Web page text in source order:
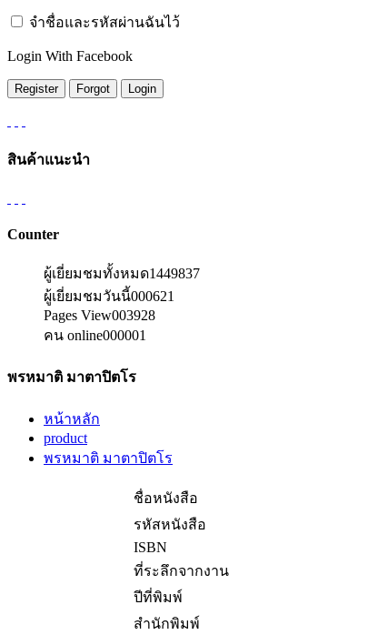
จำชื่อและรหัสผ่านฉันไว้
Login With Facebook
สินค้าแนะนำ
Counter
ผู้เยี่ยมชมทั้งหมด1449837
ผู้เยี่ยมชมวันนี้000621
Pages View003928
คน online000001
พรหมาติ มาตาปิตโร
หน้าหลัก
product
พรหมาติ มาตาปิตโร
ชื่อหนังสือ
รหัสหนังสือ
ISBN
ที่ระลึกจากงาน
ปีที่พิมพ์
สำนักพิมพ์